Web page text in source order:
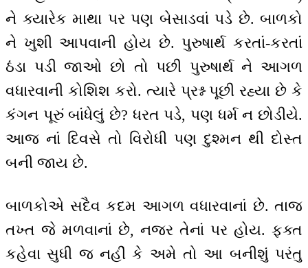
ને ક્યારેક માથા પર પણ બેસાડવાં પડે છે. બાળકો
ને ખુશી આપવાની હોય છે. પુરુષાર્થ કરતાં-કરતાં
ઠંડા પડી જાઓ છો તો પછી પુરુષાર્થ ને આગળ
વધારવાની કોશિશ કરો. ત્યારે પ્રશ્ન પૂછી રહ્યા છે કે
કંગન પૂરું બાંધેલું છે? ધરત પડે, પણ ધર્મ ન છોડીયે.
આજ નાં દિવસે તો વિરોધી પણ દુશ્મન થી દોસ્ત
બની જાય છે.
બાળકોએ સદૈવ કદમ આગળ વધારવાનાં છે. તાજ
તખ્ત જે મળવાનાં છે, નજર તેનાં પર હોય. ફક્ત
કહેવા સુધી જ નહીં કે અમે તો આ બનીશું પરંતુ